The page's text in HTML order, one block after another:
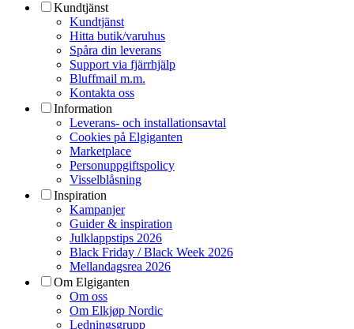
Kundtjänst
Kundtjänst
Hitta butik/varuhus
Spåra din leverans
Support via fjärrhjälp
Bluffmail m.m.
Kontakta oss
Information
Leverans- och installationsavtal
Cookies på Elgiganten
Marketplace
Personuppgiftspolicy
Visselblåsning
Inspiration
Kampanjer
Guider & inspiration
Julklappstips 2026
Black Friday / Black Week 2026
Mellandagsrea 2026
Om Elgiganten
Om oss
Om Elkjøp Nordic
Ledningsgrupp